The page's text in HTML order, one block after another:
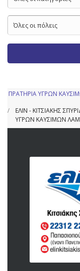
ΠΡΑΤΗΡΙΑ ΥΓΡΩΝ
ΕΛΙΝ - ΚΙΤΣΙΑΚΗΣ
ΥΓΡΩΝ ΚΑΥΣΙΜΩΝ